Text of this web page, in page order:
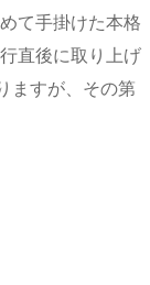
て手掛けた本格
直後に取り上げ
ますが、その第